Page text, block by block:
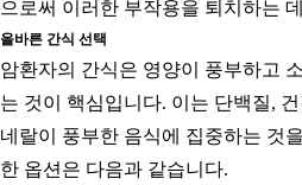
으로써 이러한 부작용을 퇴치하는
올바른 간식 선택
암환자의 간식은 영양이 풍부하고
는 것이 핵심입니다. 이는 단백질,
네랄이 풍부한 음식에 집중하는 것
한 옵션은 다음과 같습니다.